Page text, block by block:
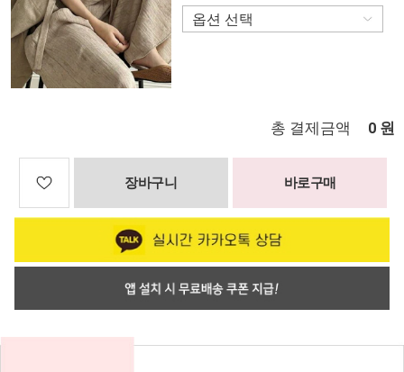
총 결제금액 0 원
장바구니 바로구매